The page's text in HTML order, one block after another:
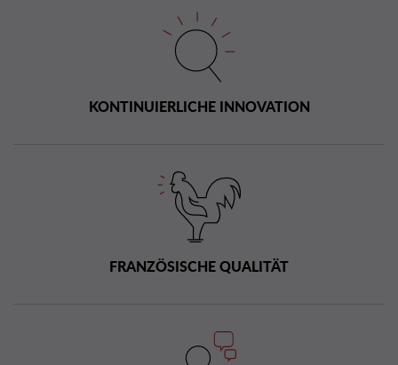
KONTINUIERLICHE INNOVATION
FRANZÖSISCHE QUALITÄT